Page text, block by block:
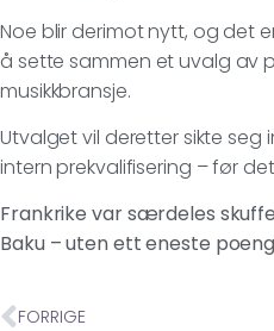
Noe blir derimot nytt, og det
å sette sammen et uvalg av
musikkbransje.
Utvalget vil deretter sikte seg
intern prekvalifisering – før
Frankrike var særdeles
Baku – uten ett eneste
FORRIGE